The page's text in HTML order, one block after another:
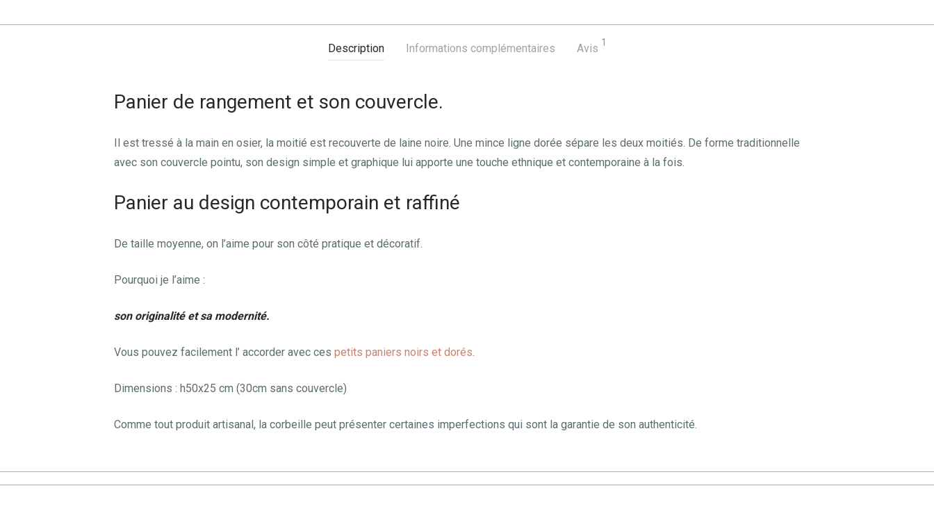
Description Informations complémentaires Avis 1
Panier de rangement et son couvercle.
Il est tressé à la main en osier, la moitié est recouverte de laine noire. Une mince ligne dorée sépare les deux moitiés. De forme traditionnelle
avec son couvercle pointu, son design simple et graphique lui apporte une touche ethnique et contemporaine à la fois.
Panier au design contemporain et raffiné
De taille moyenne, on l’aime pour son côté pratique et décoratif.
Pourquoi je l’aime :
son originalité et sa modernité.
Vous pouvez facilement l’ accorder avec ces petits paniers noirs et dorés.
Dimensions : h50x25 cm (30cm sans couvercle)
Comme tout produit artisanal, la corbeille peut présenter certaines imperfections qui sont la garantie de son authenticité.